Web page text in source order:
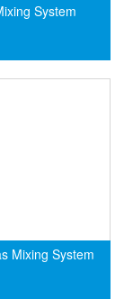
System
Mixing System